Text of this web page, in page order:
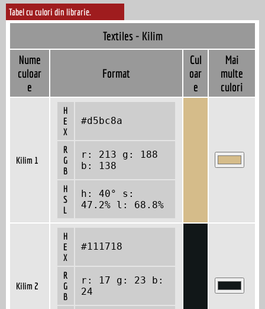
Tabel cu culori din librarie.
Textiles - Kilim
Nume
culoar
e
Format
Cul
oar
e
Mai
multe
culori
Kilim 1
H
E
X
#d5bc8a
R
G
B
r: 213 g: 188
b: 138
H
S
L
h: 40° s:
47.2% l: 68.8%
Kilim 2
H
E
X
#111718
R
G
B
r: 17 g: 23 b:
24